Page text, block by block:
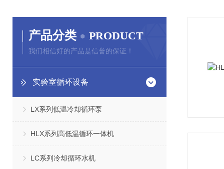
产品分类 PRODUCT
我们相信好的产品是信誉的保证！
实验室循环设备
LX系列低温冷却循环泵
HLX系列高低温循环一体机
LC系列冷却循环水机